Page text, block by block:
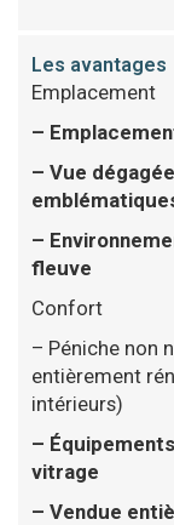
Les avantages
Emplacement
–
– Vue
–
fleuve
Confort
– Péniche non
entièrement
intérieurs)
–
vitrage
– Vendue